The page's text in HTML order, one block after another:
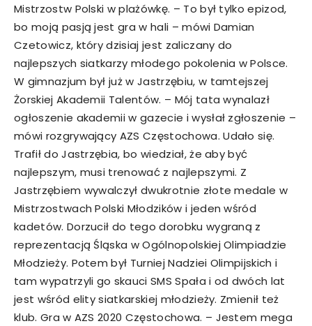
Mistrzostw Polski w plażówkę. – To był tylko epizod,
bo moją pasją jest gra w hali – mówi Damian
Czetowicz, który dzisiaj jest zaliczany do
najlepszych siatkarzy młodego pokolenia w Polsce.
W gimnazjum był już w Jastrzębiu, w tamtejszej
Żorskiej Akademii Talentów. – Mój tata wynalazł
ogłoszenie akademii w gazecie i wysłał zgłoszenie –
mówi rozgrywający AZS Częstochowa. Udało się.
Trafił do Jastrzębia, bo wiedział, że aby być
najlepszym, musi trenować z najlepszymi. Z
Jastrzębiem wywalczył dwukrotnie złote medale w
Mistrzostwach Polski Młodzików i jeden wśród
kadetów. Dorzucił do tego dorobku wygraną z
reprezentacją Śląska w Ogólnopolskiej Olimpiadzie
Młodzieży. Potem był Turniej Nadziei Olimpijskich i
tam wypatrzyli go skauci SMS Spała i od dwóch lat
jest wśród elity siatkarskiej młodzieży. Zmienił też
klub. Gra w AZS 2020 Częstochowa. – Jestem mega